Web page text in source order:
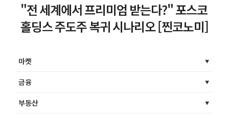
"전 세계에서 프리미엄 받는다?" 포스코
홀딩스 주도주 복귀 시나리오 [찐코노미]
마켓
금융
부동산